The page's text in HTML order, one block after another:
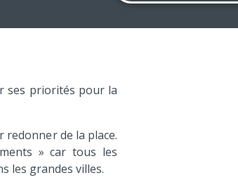
pour
ses priorités pour la
redonner de la place.
» car tous les
les grandes villes.